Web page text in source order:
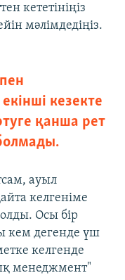
кететініңіз
мәлімдедіңіз.
кезекте
қанша рет
ауыл
келгеніме
Осы бір
кем дегенде үш
келгенде
менеджмент"